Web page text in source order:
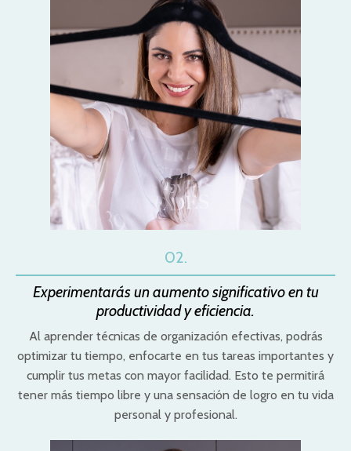
02.
Experimentarás un aumento significativo en tu
productividad y eficiencia.
Al aprender técnicas de organización efectivas, podrás
optimizar tu tiempo, enfocarte en tus tareas importantes y
cumplir tus metas con mayor facilidad. Esto te permitirá
tener más tiempo libre y una sensación de logro en tu vida
personal y profesional.